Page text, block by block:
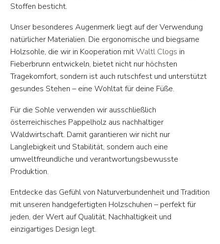
Stoffen besticht.
Unser besonderes Augenmerk liegt auf der Verwendung
natürlicher Materialien. Die ergonomische und biegsame
Holzsohle, die wir in Kooperation mitWaltl Clogs in
Fieberbrunn entwickeln, bietet nicht nur höchsten
Tragekomfort, sondern ist auch rutschfest und unterstützt
gesundes Stehen – eine Wohltat für deine Füße.
Für die Sohle verwenden wir ausschließlich
österreichisches Pappelholz aus nachhaltiger
Waldwirtschaft. Damit garantieren wir nicht nur
Langlebigkeit und Stabilität, sondern auch eine
umweltfreundliche und verantwortungsbewusste
Produktion.
Entdecke das Gefühl von Naturverbundenheit und Tradition
mit unseren handgefertigten Holzschuhen – perfekt für
jeden, der Wert auf Qualität, Nachhaltigkeit und
einzigartiges Design legt.